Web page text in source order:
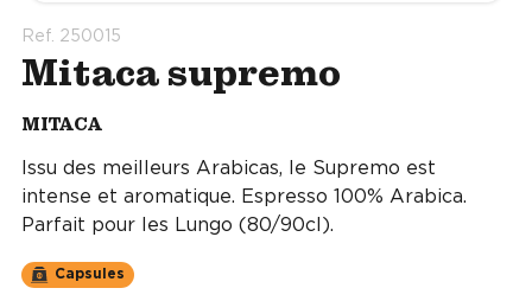
Ref. 250015
Mitaca supremo
MITACA
Issu des meilleurs Arabicas, le Supremo est
intense et aromatique. Espresso 100% Arabica.
Parfait pour les Lungo (80/90cl).
Capsules